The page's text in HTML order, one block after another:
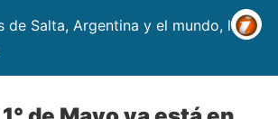
de Salta, Argentina y el mundo, las